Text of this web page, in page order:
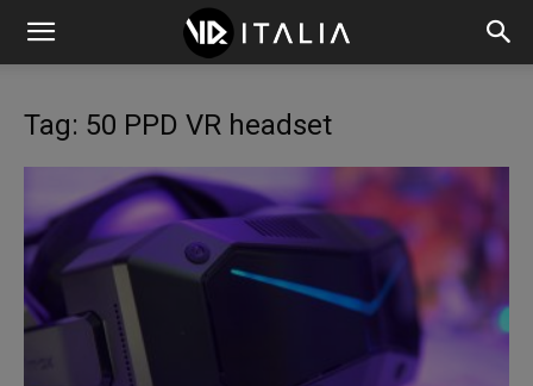
Tag: 50 PPD VR headset